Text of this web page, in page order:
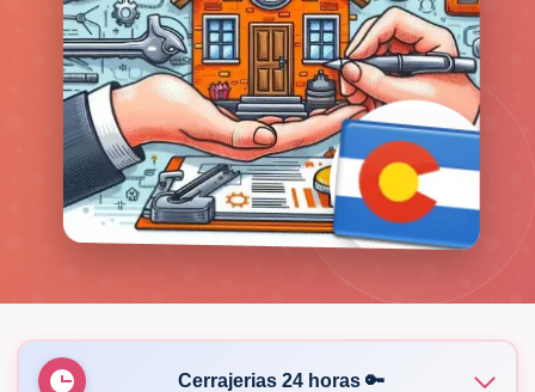
🗝️
Cerrajerias 24 horas 🔑